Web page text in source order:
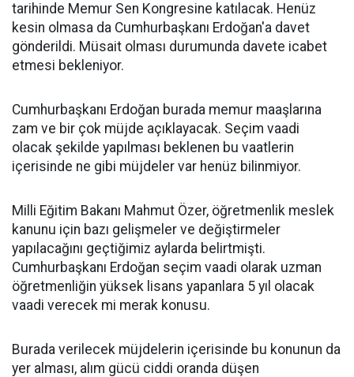
tarihinde Memur Sen Kongresine katılacak. Henüz
kesin olmasa da Cumhurbaşkanı Erdoğan'a davet
gönderildi. Müsait olması durumunda davete icabet
etmesi bekleniyor.
Cumhurbaşkanı Erdoğan burada memur maaşlarına
zam ve bir çok müjde açıklayacak. Seçim vaadi
olacak şekilde yapılması beklenen bu vaatlerin
içerisinde ne gibi müjdeler var henüz bilinmiyor.
Milli Eğitim Bakanı Mahmut Özer, öğretmenlik meslek
kanunu için bazı gelişmeler ve değiştirmeler
yapılacağını geçtiğimiz aylarda belirtmişti.
Cumhurbaşkanı Erdoğan seçim vaadi olarak uzman
öğretmenliğin yüksek lisans yapanlara 5 yıl olacak
vaadi verecek mi merak konusu.
Burada verilecek müjdelerin içerisinde bu konunun da
yer alması, alım gücü ciddi oranda düşen